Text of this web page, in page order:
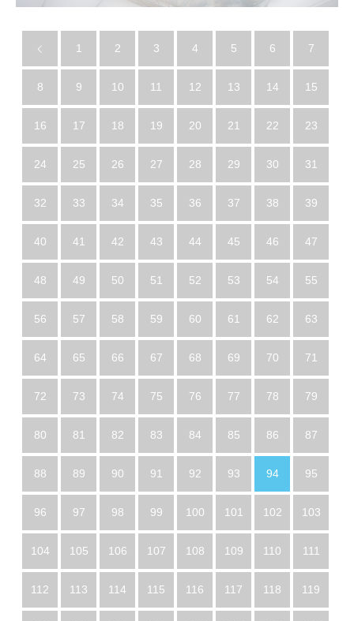
1 2 3 4 5 6 7
8 9 10 11 12 13 14 15
16 17 18 19 20 21 22 23
24 25 26 27 28 29 30 31
32 33 34 35 36 37 38 39
40 41 42 43 44 45 46 47
48 49 50 51 52 53 54 55
56 57 58 59 60 61 62 63
64 65 66 67 68 69 70 71
72 73 74 75 76 77 78 79
80 81 82 83 84 85 86 87
88 89 90 91 92 93 94 95
96 97 98 99 100 101 102 103
104 105 106 107 108 109 110 111
112 113 114 115 116 117 118 119